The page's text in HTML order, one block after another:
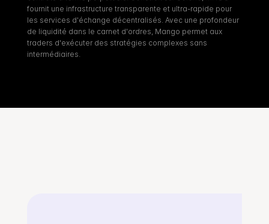
fournit une infrastructure transparente et ultra-rapide pour
les services d'échange décentralisés. Avec une profondeur
de liquidité dans le carnet d'ordres, Mango permet aux
traders d'exécuter des stratégies complexes sans
intermédiaires.